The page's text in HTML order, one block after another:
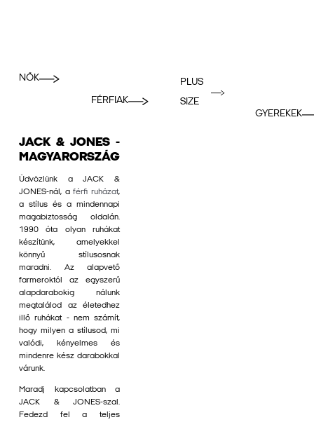
NŐK
FÉRFIAK
PLUS
SIZE
GYEREKEK
JACK & JONES -
MAGYARORSZÁG
Üdvözlünk a JACK &
JONES-nál, aférfi ruházat,
a stílus és a mindennapi
magabiztosság oldalán.
1990 óta olyan ruhákat
készítünk, amelyekkel
könnyű stílusosnak
maradni. Az alapvető
farmeroktól az egyszerű
alapdarabokig nálunk
megtalálod az életedhez
illő ruhákat - nem számít,
hogy milyen a stílusod, mi
valódi, kényelmes és
mindenre kész darabokkal
várunk.
Maradj kapcsolatban a
JACK & JONES-szal.
Fedezd fel a teljes